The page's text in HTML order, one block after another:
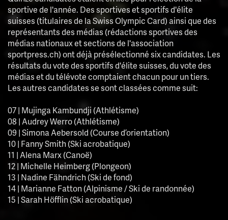
sportive de l'année. Des sportives et sportifs d'élite
suisses (titulaires de la Swiss Olympic Card) ainsi que des
représentants des médias (rédactions sportives des
médias nationaux et sections de l'association
sportpress.ch) ont déjà présélectionné six candidates. Les
résultats du vote des sportifs d'élite suisses, du vote des
médias et du télévote comptaient chacun pour un tiers.
Les autres candidates se sont classées comme suit:
07 | Mujinga Kambundji (Athlétisme)
08 | Audrey Werro (Athlétisme)
09 | Simona Aebersold (Course d’orientation)
10 | Fanny Smith (Ski acrobatique)
11 | Alena Marx (Canoë)
12 | Michelle Heimberg (Plongeon)
13 | Nadine Fähndrich (Ski de fond)
14 | Marianne Fatton (Alpinisme / Ski de randonnée)
15 | Sarah Höfflin (Ski acrobatique)